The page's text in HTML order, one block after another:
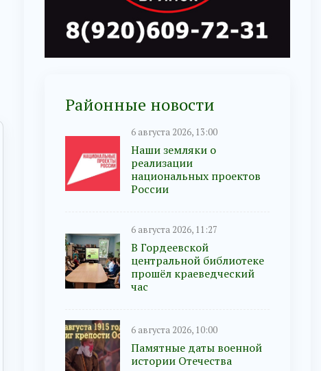
Районные новости
6 августа 2026, 13:00
Наши земляки о
реализации
национальных проектов
России
6 августа 2026, 11:27
В Гордеевской
центральной библиотеке
прошёл краеведческий
час
6 августа 2026, 10:00
Памятные даты военной
истории Отечества